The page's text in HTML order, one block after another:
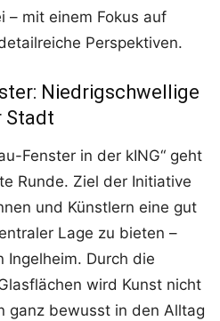
– mit einem Fokus auf
Perspektiven.
Niedrigschwellige
Stadt
Fenster in der kING“ geht
Runde. Ziel der Initiative
und Künstlern eine gut
Lage zu bieten –
Ingelheim. Durch die
wird Kunst nicht
ganz bewusst in den Alltag